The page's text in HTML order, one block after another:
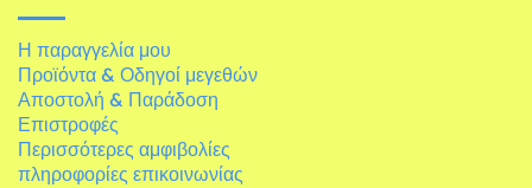
Η παραγγελία μου
Προϊόντα & Οδηγοί μεγεθών
Αποστολή & Παράδοση
Επιστροφές
Περισσότερες αμφιβολίες
πληροφορίες επικοινωνίας